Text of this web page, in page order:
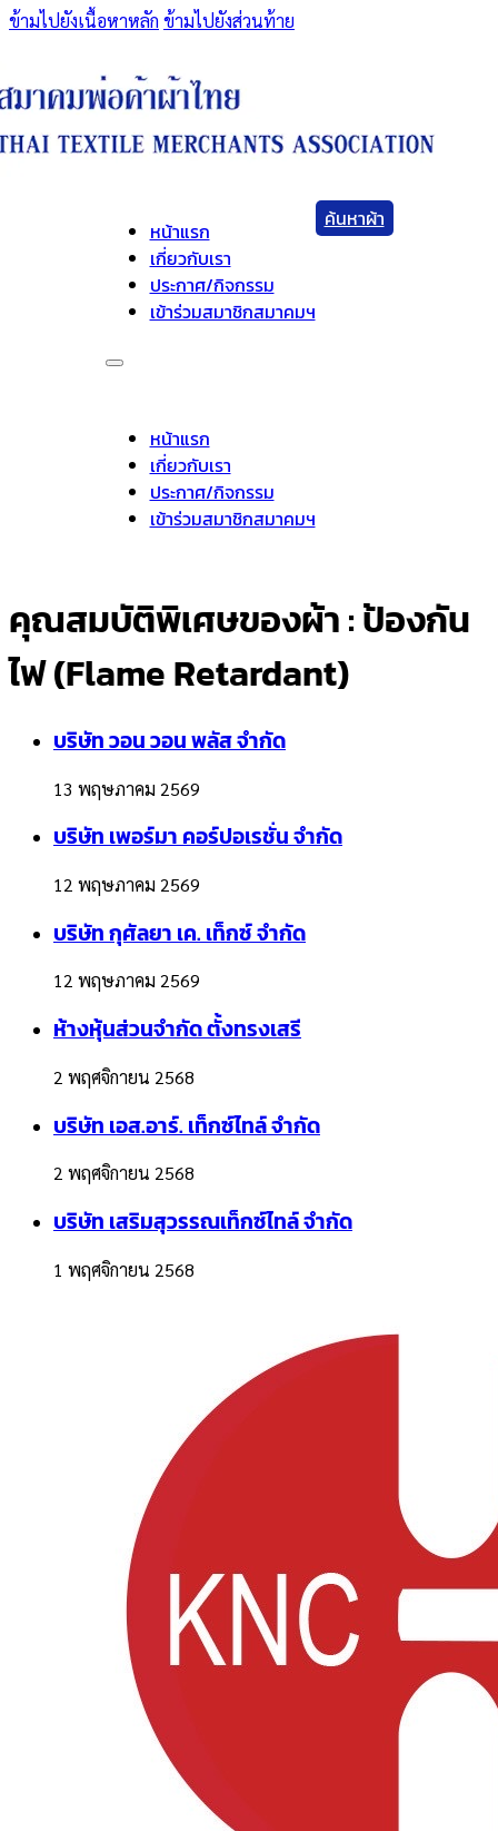
ข้ามไปยังเนื้อหาหลัก ข้ามไปยังส่วนท้าย
หน้าแรก
เกี่ยวกับเรา
ประกาศ/กิจกรรม
เข้าร่วมสมาชิกสมาคมฯ
หน้าแรก
เกี่ยวกับเรา
ประกาศ/กิจกรรม
เข้าร่วมสมาชิกสมาคมฯ
ค้นหาผ้า
คุณสมบัติพิเศษของผ้า :ป้องกัน
ไฟ (Flame Retardant)
บริษัท วอน วอน พลัส จำกัด
13 พฤษภาคม 2569
บริษัท เพอร์มา คอร์ปอเรชั่น จำกัด
12 พฤษภาคม 2569
บริษัท กุศัลยา เค. เท็กซ์ จำกัด
12 พฤษภาคม 2569
ห้างหุ้นส่วนจำกัด ตั้งทรงเสรี
2 พฤศจิกายน 2568
บริษัท เอส.อาร์. เท็กซ์ไทล์ จำกัด
2 พฤศจิกายน 2568
บริษัท เสริมสุวรรณเท็กซ์ไทล์ จำกัด
1 พฤศจิกายน 2568